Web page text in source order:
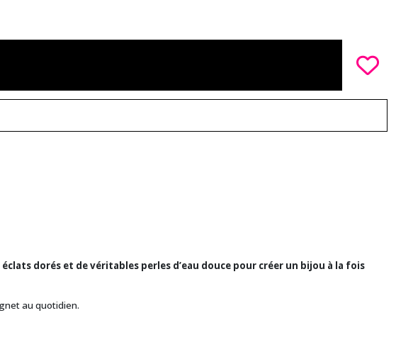
dorés et de véritables perles d’eau douce pour créer un bijou à la fois
au quotidien.